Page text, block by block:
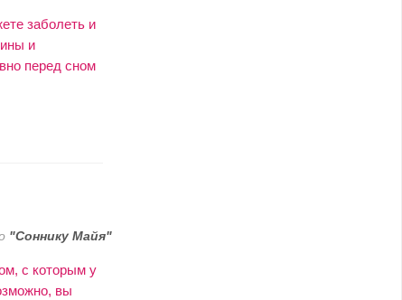
заболеть и
и
перед сном
"Соннику Майя"
с которым у
вы